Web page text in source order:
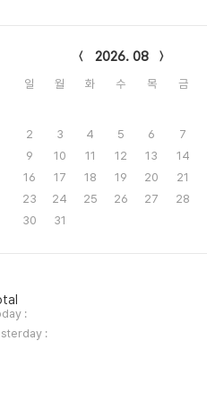
2026. 08
일 월 화 수 목 금
2
3 4 5 6 7
9
10 11 12 13 14
16
17 18 19 20 21
23
24 25 26 27 28
30
31
:
: